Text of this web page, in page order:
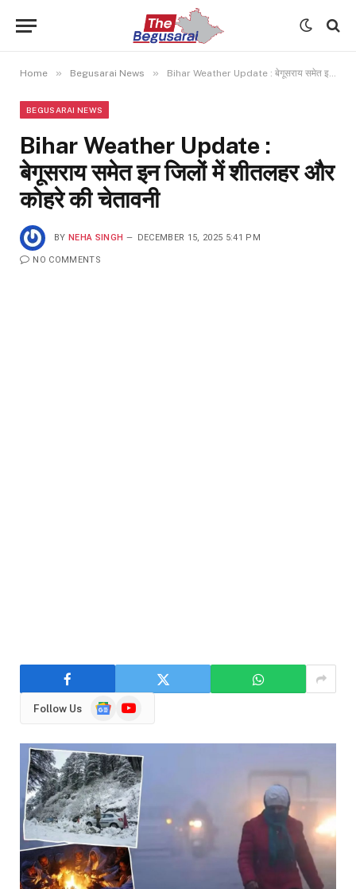
Home » Begusarai News » Bihar Weather Update : बेगूसराय समेत इन जिलों में शीतलहर और कोहरे की चेतावनी
BEGUSARAI NEWS
Bihar Weather Update :
बेगूसराय समेत इन जिलों में शीतलहर और
कोहरे की चेतावनी
BY NEHA SINGH DECEMBER 15, 2025 5:41 PM
NO COMMENTS
Follow Us
GoogleYouTube